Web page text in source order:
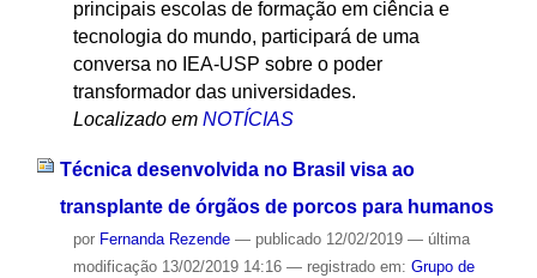
principais escolas de formação em ciência e
tecnologia do mundo, participará de uma
conversa no IEA-USP sobre o poder
transformador das universidades.
Localizado em NOTÍCIAS
Técnica desenvolvida no Brasil visa ao
transplante de órgãos de porcos para humanos
por Fernanda Rezende — publicado12/02/2019 — última
modificação13/02/2019 14:16 — registrado em: Grupo de